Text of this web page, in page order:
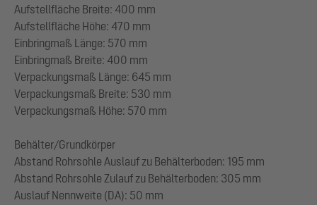
Aufstellfläche Breite: 400 mm
Aufstellfläche Höhe: 470 mm
Einbringmaß Länge: 570 mm
Einbringmaß Breite: 400 mm
Verpackungsmaß Länge: 645 mm
Verpackungsmaß Breite: 530 mm
Verpackungsmaß Höhe: 570 mm
Behälter/Grundkörper
Abstand Rohrsohle Auslauf zu Behälterboden: 195 mm
Abstand Rohrsohle Zulauf zu Behälterboden: 305 mm
Auslauf Nennweite (DA): 50 mm